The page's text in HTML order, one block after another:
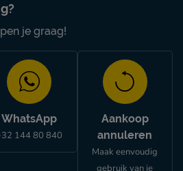
je graag!
WhatsApp
144 80 840
Aankoop
annuleren
Maak eenvoudig
gebruik van je